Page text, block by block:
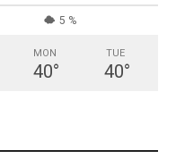
5 %
MON
40°
TUE
40°